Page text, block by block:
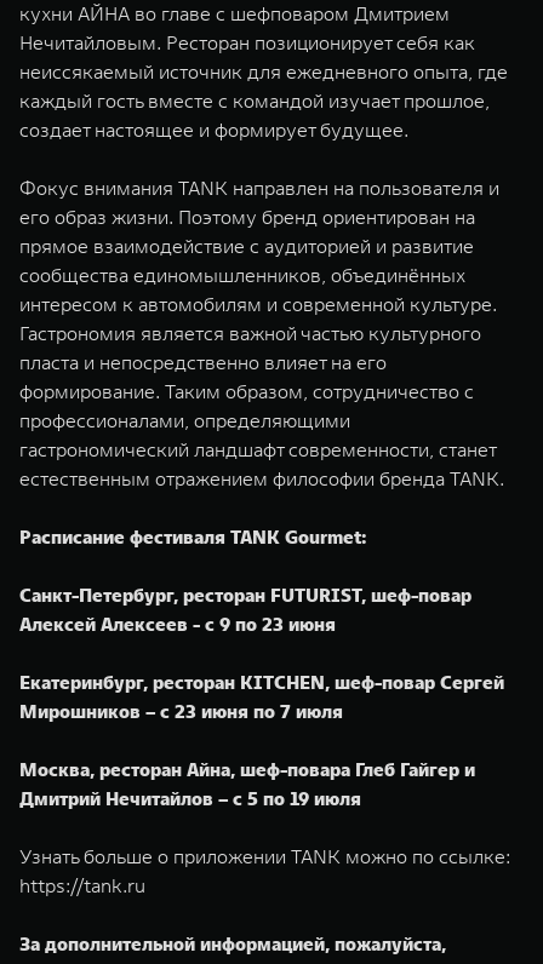
кухни АЙНА во главе с шефповаром Дмитрием
Нечитайловым. Ресторан позиционирует себя как
неиссякаемый источник для ежедневного опыта, где
каждый гость вместе с командой изучает прошлое,
создает настоящее и формирует будущее.
Фокус внимания TANK направлен на пользователя и
его образ жизни. Поэтому бренд ориентирован на
прямое взаимодействие с аудиторией и развитие
сообщества единомышленников, объединённых
интересом к автомобилям и современной культуре.
Гастрономия является важной частью культурного
пласта и непосредственно влияет на его
формирование. Таким образом, сотрудничество с
профессионалами, определяющими
гастрономический ландшафт современности, станет
естественным отражением философии бренда TANK.
Расписание фестиваля TANK Gourmet:
Санкт-Петербург, ресторан FUTURIST, шеф-повар
Алексей Алексеев - с 9 по 23 июня
Екатеринбург, ресторан KITCHEN, шеф-повар Сергей
Мирошников – с 23 июня по 7 июля
Москва, ресторан Айна, шеф-повара Глеб Гайгер и
Дмитрий Нечитайлов – с 5 по 19 июля
Узнать больше о приложении TANK можно по ссылке:
https://tank.ru
За дополнительной информацией, пожалуйста,